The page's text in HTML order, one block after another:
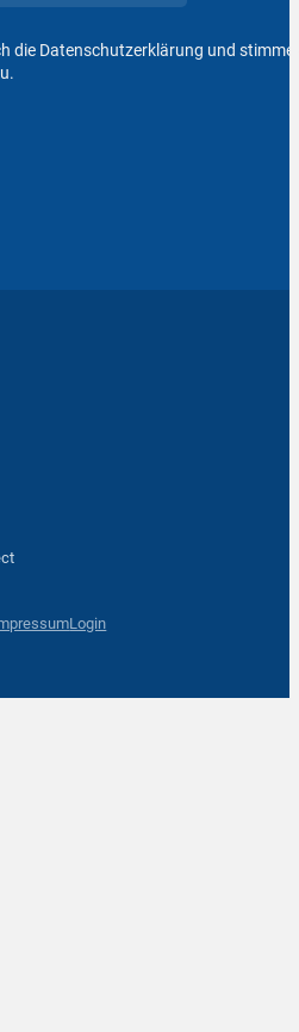
die Datenschutzerklärung und
Login